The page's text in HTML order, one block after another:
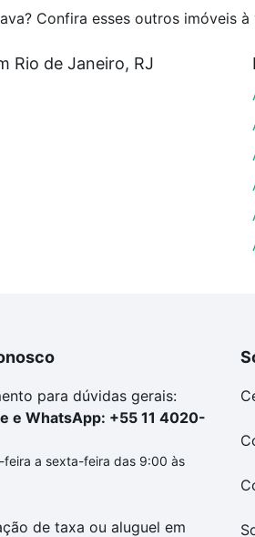
Confira esses outros imóveis à
Rio de Janeiro, RJ
para dúvidas gerais:
e WhatsApp: +55 11 4020-
feira a sexta-feira das 9:00 às
de taxa ou aluguel em